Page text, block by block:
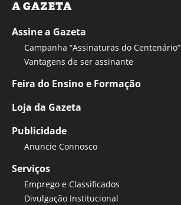
A GAZETA
Assine a Gazeta
Campanha “Assinaturas do Centenário”
Vantagens de ser assinante
Feira do Ensino e Formação
Loja da Gazeta
Publicidade
Anuncie Connosco
Serviços
Emprego e Classificados
Divulgação Institucional